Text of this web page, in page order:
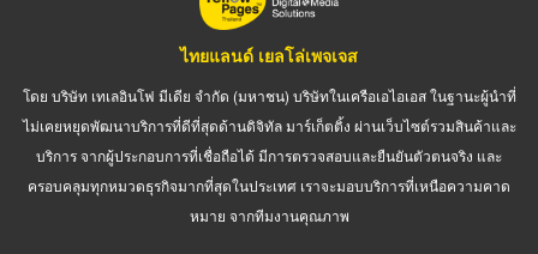
ไทยแลนด์ เยลโล่เพจเจส
โดย บริษัท เทเลอินโฟ มีเดีย จำกัด (มหาชน) บริษัทในเครือเอไอเอส ในฐานะผู้นำที่
ไม่เคยหยุดพัฒนาบริการที่ดีที่สุดด้านดิจิทัล มาร์เก็ตติ้ง ผ่านเว็บไซต์รวมสินค้าและ
บริการ จากผู้ประกอบการที่เชื่อถือได้ มีการตรวจสอบและยืนยันตัวตนจริง และ
ครอบคลุมทุกหมวดธุรกิจมากที่สุดในประเทศ เราจะมอบบริการที่เหนือความคาด
หมาย จากทีมงานคุณภาพ